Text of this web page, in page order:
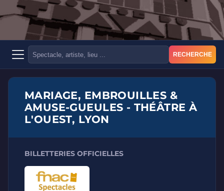
RECHERCHE
MARIAGE, EMBROUILLES &
AMUSE-GUEULES - THÉÂTRE À
L'OUEST, LYON
BILLETTERIES OFFICIELLES